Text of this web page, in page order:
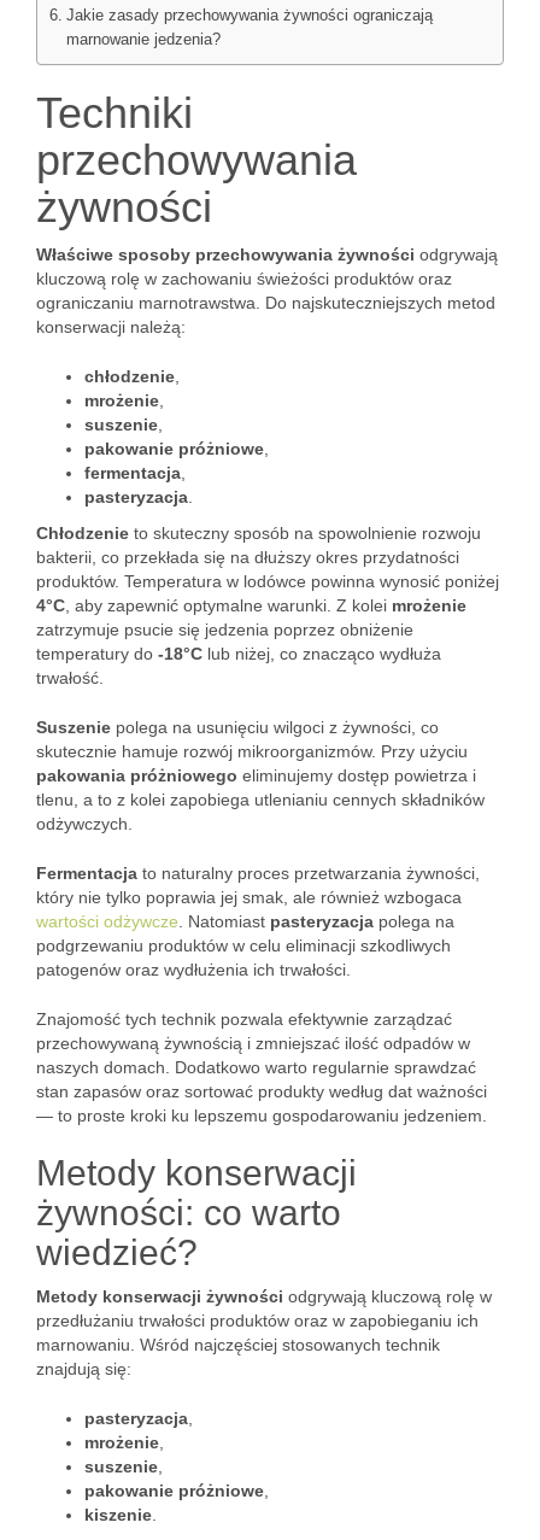
Jakie zasady przechowywania żywności ograniczają
marnowanie jedzenia?
Techniki
przechowywania
żywności
Właściwe sposoby przechowywania żywności odgrywają
kluczową rolę w zachowaniu świeżości produktów oraz
ograniczaniu marnotrawstwa. Do najskuteczniejszych metod
konserwacji należą:
chłodzenie
mrożenie
suszenie
pakowanie próżniowe
fermentacja
pasteryzacja
Chłodzenie to skuteczny sposób na spowolnienie rozwoju
bakterii, co przekłada się na dłuższy okres przydatności
produktów. Temperatura w lodówce powinna wynosić poniżej
4°C , aby zapewnić optymalne warunki. Z kolei mrożenie
zatrzymuje psucie się jedzenia poprzez obniżenie
temperatury do -18°C lub niżej, co znacząco wydłuża
trwałość.
Suszenie polega na usunięciu wilgoci z żywności, co
skutecznie hamuje rozwój mikroorganizmów. Przy użyciu
pakowania próżniowego eliminujemy dostęp powietrza i
tlenu, a to z kolei zapobiega utlenianiu cennych składników
odżywczych.
Fermentacja to naturalny proces przetwarzania żywności,
który nie tylko poprawia jej smak, ale również wzbogaca
wartości odżywcze . Natomiast pasteryzacja polega na
podgrzewaniu produktów w celu eliminacji szkodliwych
patogenów oraz wydłużenia ich trwałości.
Znajomość tych technik pozwala efektywnie zarządzać
przechowywaną żywnością i zmniejszać ilość odpadów w
naszych domach. Dodatkowo warto regularnie sprawdzać
stan zapasów oraz sortować produkty według dat ważności
— to proste kroki ku lepszemu gospodarowaniu jedzeniem.
Metody konserwacji
żywności: co warto
wiedzieć?
Metody konserwacji żywności odgrywają kluczową rolę w
przedłużaniu trwałości produktów oraz w zapobieganiu ich
marnowaniu. Wśród najczęściej stosowanych technik
znajdują się:
pasteryzacja
mrożenie
suszenie
pakowanie próżniowe
kiszenie